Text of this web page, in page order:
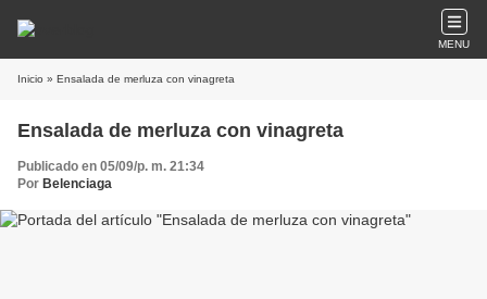
MENU
Inicio » Ensalada de merluza con vinagreta
Ensalada de merluza con vinagreta
Publicado en 05/09/p. m. 21:34
Por Belenciaga